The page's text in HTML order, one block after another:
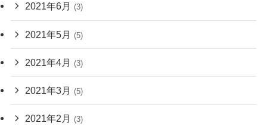
2021年6月 (3)
2021年5月 (5)
2021年4月 (3)
2021年3月 (5)
2021年2月 (3)